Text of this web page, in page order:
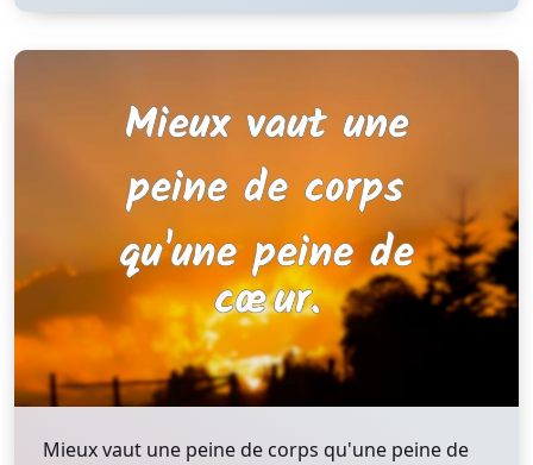
Mieux vaut une peine de corps qu'une peine de